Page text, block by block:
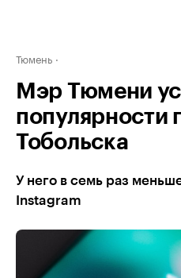
Тюмень
Мэр Тюмени
популярности
Тобольска
У него в семь раз
Instagram